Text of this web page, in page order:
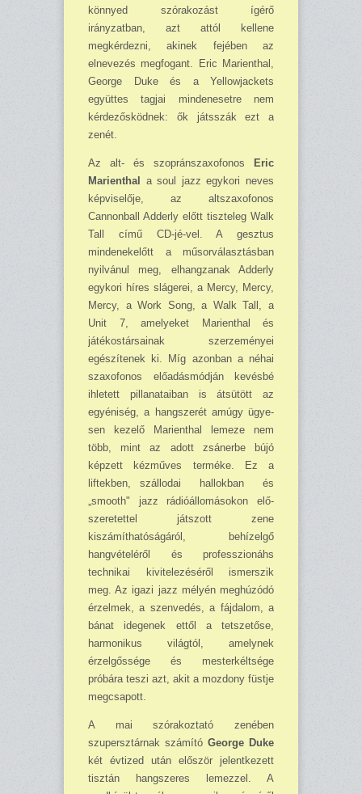
könnyed szórakozást ígérő
irányzatban, azt attól kellene
megkérdezni, akinek fejében az
elnevezés megfogant. Eric Marienthal,
George Duke és a Yellowjackets
együttes tagjai mindenesetre nem
kérdezősködnek: ők játsszák ezt a
zenét.
Az alt- és szopránszaxofonos
Eric
Marienthal
a soul jazz egykori neves
képviselője, az altszaxofo­nos
Cannonball Adderly előtt tiszteleg Walk
Tall című CD-jé-vel. A gesztus
mindenekelőtt a műsorválasztásban
nyilvánul meg, elhangzanak Adderly
egy­kori híres slágerei, a Mercy, Mercy,
Mercy, a Work Song, a Walk Tall, a
Unit 7, amelyeket Marienthal és
játékostársainak szerzeményei
egészítenek ki. Míg azonban a néhai
szaxofonos előadásmódján kevésbé
ihletett pillanataiban is átsütött az
egyé­niség, a hangszerét amúgy ügye­
sen kezelő Marienthal lemeze nem
több, mint az adott zsánerbe bújó
képzett kézműves terméke. Ez a
liftekben, szállo­dai hallokban és
„smooth" jazz rádióállomásokon elő­
szeretettel játszott zene
kiszámíthatóságáról, behí­zelgő
hangvételéről és professzionáhs
technikai kivitelezésé­ről ismerszik
meg. Az igazi jazz mélyén meghúzódó
ér­zelmek, a szenvedés, a fájdalom, a
bánat idegenek ettől a tetszetőse,
harmonikus világtól, amelynek
érzelgőssége és mesterkéltsége
próbára teszi azt, akit a mozdony füstje
megcsapott.
A mai szórakoztató zenében
szupersztárnak számító George Duke
két évtized után először jelentkezett
tisztán hangszeres lemezzel. A